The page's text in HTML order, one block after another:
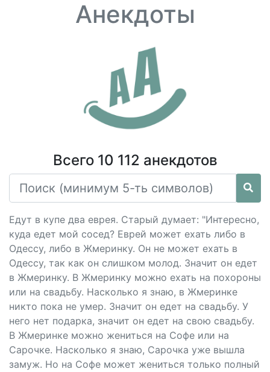
Анекдоты
Всего 10 112 анекдотов
Едут в купе два еврея. Старый думает: "Интересно,
куда едет мой сосед? Еврей может ехать либо в
Одессу, либо в Жмеринку. Он не может ехать в
Одессу, так как он слишком молод. Значит он едет
в Жмеринку. В Жмеринку можно ехать на похороны
или на свадьбу. Насколько я знаю, в Жмеринке
никто пока не умер. Значит он едет на свадьбу. У
него нет подарка, значит он едет на свою свадьбу.
В Жмеринке можно жениться на Софе или на
Сарочке. Насколько я знаю, Сарочка уже вышла
замуж. Но на Софе может жениться только полный